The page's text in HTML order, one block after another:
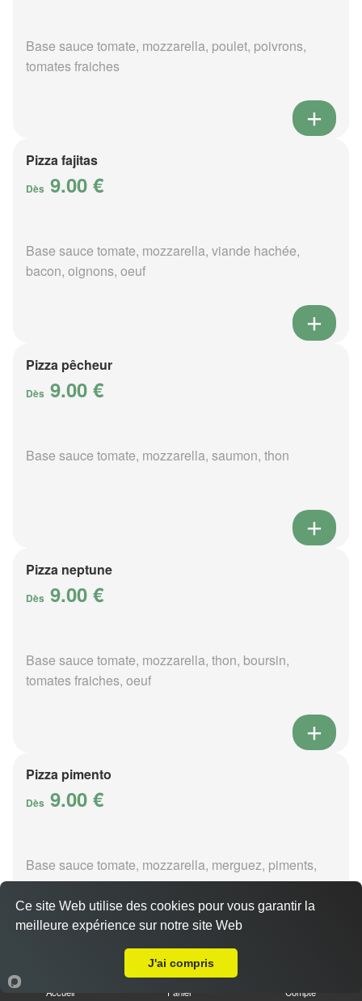
Base sauce tomate, mozzarella, poulet, poivrons,
tomates fraiches
Pizza fajitas
Dès 9.00 €
Base sauce tomate, mozzarella, viande hachée,
bacon, oignons, oeuf
Pizza pêcheur
Dès 9.00 €
Base sauce tomate, mozzarella, saumon, thon
Pizza neptune
Dès 9.00 €
Base sauce tomate, mozzarella, thon, boursin,
tomates fraiches, oeuf
Pizza pimento
Dès 9.00 €
Base sauce tomate, mozzarella, merguez, piments,
oignons
Accueil Panier Compte
Ce site Web utilise des cookies pour vous garantir la
meilleure expérience sur notre site Web
J'ai compris